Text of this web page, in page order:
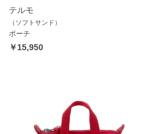
テルモ
（ソフトサンド）
ポーチ
￥15,950